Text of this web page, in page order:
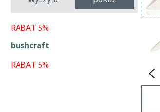
RABAT 5%
bushcraft
RABAT 5%